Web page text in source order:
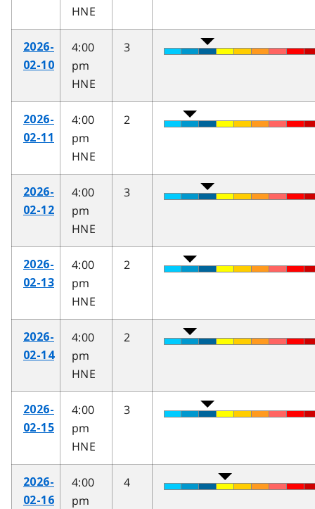
HNE
2026-
02-10
4:00
pm
HNE
3
2026-
02-11
4:00
pm
HNE
2
2026-
02-12
4:00
pm
HNE
3
2026-
02-13
4:00
pm
HNE
2
2026-
02-14
4:00
pm
HNE
2
2026-
02-15
4:00
pm
HNE
3
2026-
02-16
4:00
pm
4